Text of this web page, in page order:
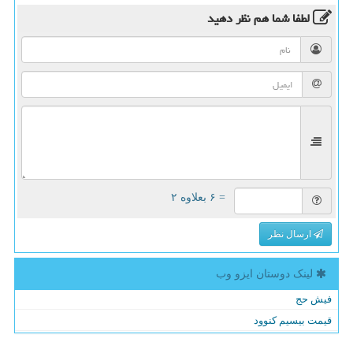
لطفا شما همنظر دهید
= ۶ بعلاوه ۲
ارسال نظر
لینک دوستان ایزو وب
فیش حج
قیمت بیسیم کنوود